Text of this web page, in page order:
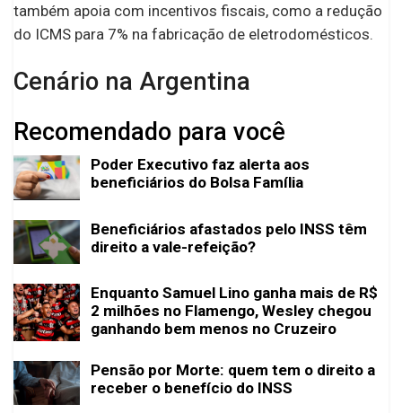
também apoia com incentivos fiscais, como a redução
do ICMS para 7% na fabricação de eletrodomésticos.
Cenário na Argentina
Recomendado para você
Poder Executivo faz alerta aos
beneficiários do Bolsa Família
Beneficiários afastados pelo INSS têm
direito a vale-refeição?
Enquanto Samuel Lino ganha mais de R$
2 milhões no Flamengo, Wesley chegou
ganhando bem menos no Cruzeiro
Pensão por Morte: quem tem o direito a
receber o benefício do INSS